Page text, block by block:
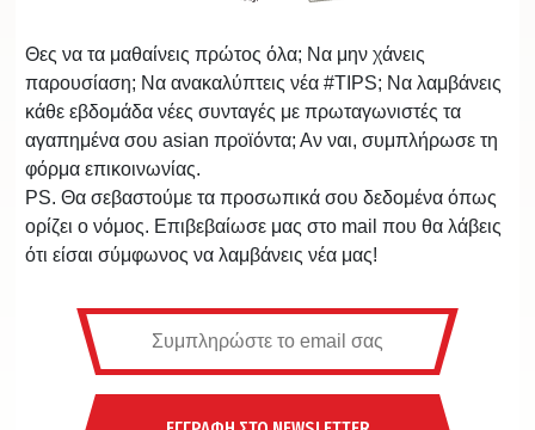
Θες να τα μαθαίνεις πρώτος όλα; Να μην χάνεις
παρουσίαση; Να ανακαλύπτεις νέα #TIPS; Να λαμβάνεις
κάθε εβδομάδα νέες συνταγές με πρωταγωνιστές τα
αγαπημένα σου asian προϊόντα; Αν ναι, συμπλήρωσε τη
φόρμα επικοινωνίας.
PS. Θα σεβαστούμε τα προσωπικά σου δεδομένα όπως
ορίζει ο νόμος. Επιβεβαίωσε μας στο mail που θα λάβεις
ότι είσαι σύμφωνος να λαμβάνεις νέα μας!